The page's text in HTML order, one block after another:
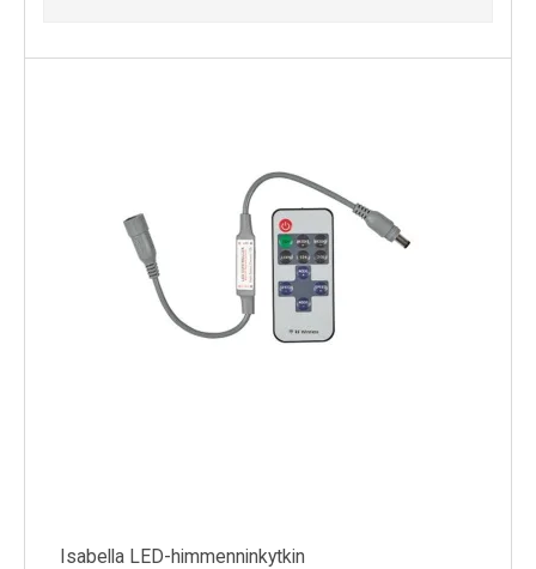
Isabella LED-himmenninkytkin